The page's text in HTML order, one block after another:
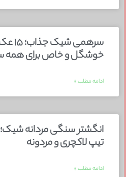
خوشگل و خاص برای همه
ادامه مطلب »
تیپ لاکچری و مردونه
ادامه مطلب »